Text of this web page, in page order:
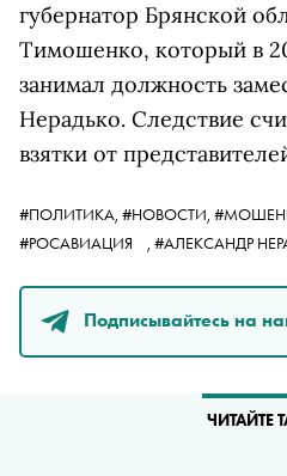
губернатор Брянской
Тимошенко, который в
занимал должность
Нерадько. Следствие
взятки от
#ПОЛИТИКА, #НОВОСТИ,
#РОСАВИАЦИЯ , #АЛЕКСАНДР
Подписывайтесь на
ЧИТАЙТЕ